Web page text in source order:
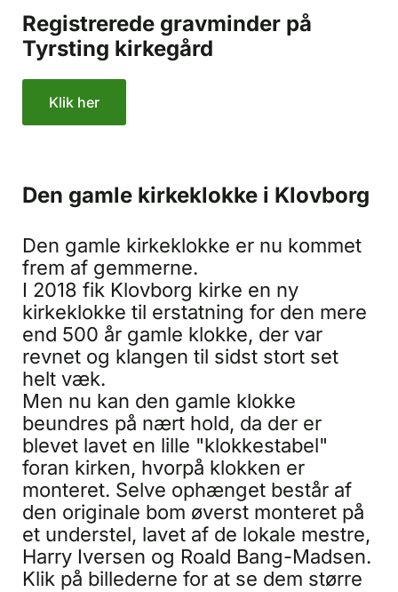
Registrerede gravminder på
Tyrsting kirkegård
Klik her
Den gamle kirkeklokke i Klovborg
Den gamle kirkeklokke er nu kommet
frem af gemmerne.
I 2018 fik Klovborg kirke en ny
kirkeklokke til erstatning for den mere
end 500 år gamle klokke, der var
revnet og klangen til sidst stort set
helt væk.
Men nu kan den gamle klokke
beundres på nært hold, da der er
blevet lavet en lille "klokkestabel"
foran kirken, hvorpå klokken er
monteret. Selve ophænget består af
den originale bom øverst monteret på
et understel, lavet af de lokale mestre,
Harry Iversen og Roald Bang-Madsen.
Klik på billederne for at se dem større